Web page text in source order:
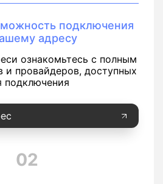
подключения
адресу
ознакомьтесь с полным
и провайдеров, доступных
подключения
02